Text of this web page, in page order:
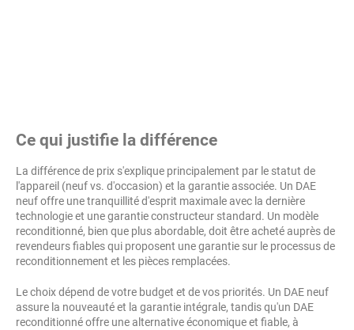
Ce qui justifie la différence
La différence de prix s'explique principalement par le statut de
l'appareil (neuf vs. d'occasion) et la garantie associée. Un DAE
neuf offre une tranquillité d'esprit maximale avec la dernière
technologie et une garantie constructeur standard. Un modèle
reconditionné, bien que plus abordable, doit être acheté auprès de
revendeurs fiables qui proposent une garantie sur le processus de
reconditionnement et les pièces remplacées.
Le choix dépend de votre budget et de vos priorités. Un DAE neuf
assure la nouveauté et la garantie intégrale, tandis qu'un DAE
reconditionné offre une alternative économique et fiable, à